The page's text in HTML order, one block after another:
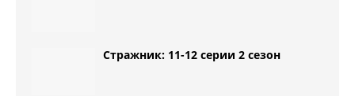
Стражник: 11-12 серии 2 сезон